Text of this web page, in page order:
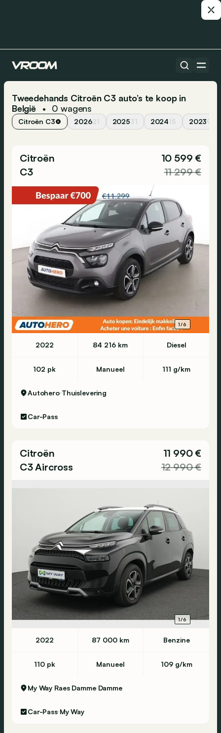
Tweedehands Citroën C3 auto’s te koop in
België
• 0 wagens
Citroën C3 202621 202531 202415 20239
Citroën
C3
10 599 €
11 299 €
1/6
2022 84 216 km Diesel
102 pk Manueel 111 g/km
Autohero Thuislevering
Car-Pass
Citroën
C3 Aircross
11 990 €
12 990 €
1/6
2022 87 000 km Benzine
110 pk Manueel 109 g/km
My Way Raes Damme Damme
Car-Pass My Way